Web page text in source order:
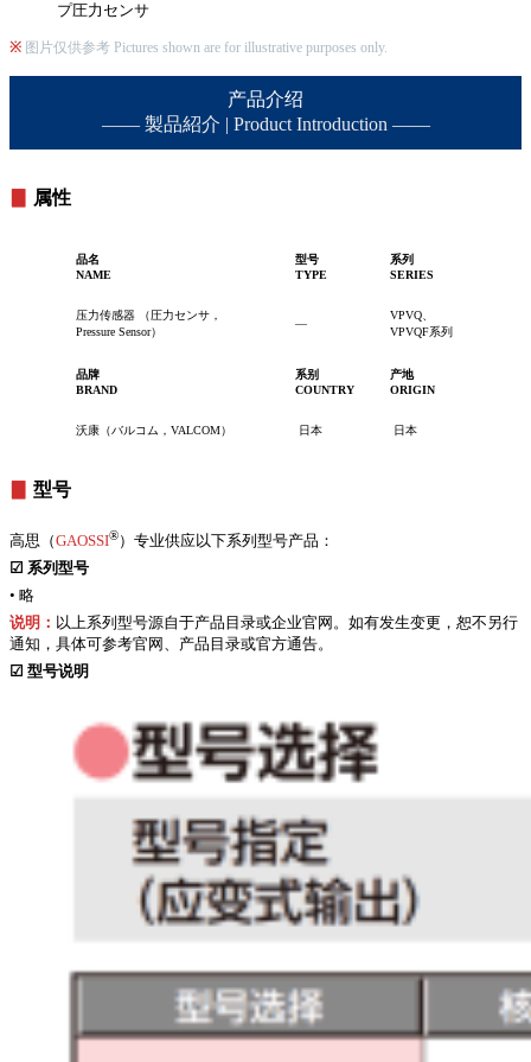
プ圧力センサ
※ 图片仅供参考 Pictures shown are for illustrative purposes only.
产品介绍
—— 製品紹介 | Product Introduction ——
属性
品名
NAME
型号
TYPE
系列
SERIES
压力传感器 （圧力センサ，
Pressure Sensor）
—
VPVQ、
VPVQF系列
品牌
BRAND
系别
COUNTRY
产地
ORIGIN
沃康（バルコム，VALCOM） 日本 日本
型号
高思（GAOSSI®）专业供应以下系列型号产品：
☑ 系列型号
• 略
说明： 以上系列型号源自于产品目录或企业官网。如有发生变更，恕不另行
通知，具体可参考官网、产品目录或官方通告。
☑ 型号说明